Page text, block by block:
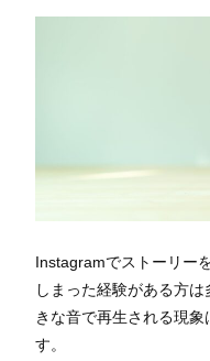
Instagramでストーリー
しまった経験がある方
きな音で再生される現
す。